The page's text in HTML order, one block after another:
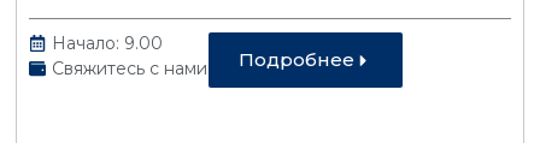
Начало: 9.00
Свяжитесь с нами
Подробнее